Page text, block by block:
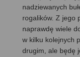
nadziewanych
rogalików. Z jego
naprawdę wiele
w kilku kolejnych
drugim, ale będę